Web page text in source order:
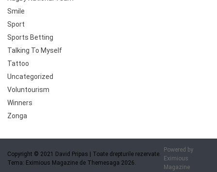
Smile
Sport
Sports Betting
Talking To Myself
Tattoo
Uncategorized
Voluntourism
Winners
Zonga
Copyright © 2021 David Pripas | Toate drepturile rezervate.
Tema: Eximious Magazine de Themesaga 2026.
Powered by
Eximious
Magazine